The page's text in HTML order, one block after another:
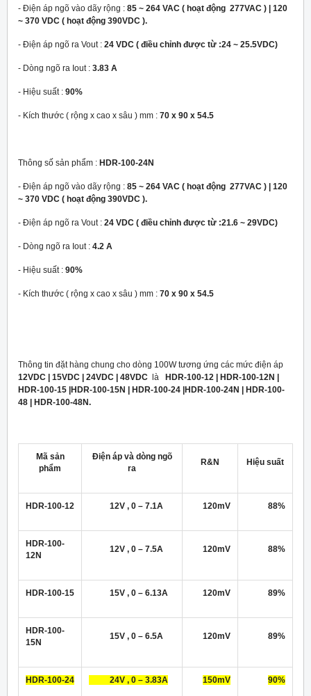
- Điện áp ngõ vào dãy rộng : 85 ~ 264 VAC ( hoạt động 277VAC ) | 120
~ 370 VDC ( hoạt động 390VDC ).
- Điện áp ngõ ra Vout : 24 VDC ( điều chỉnh được từ :24 ~ 25.5VDC)
- Dòng ngõ ra Iout : 3.83 A
- Hiệu suất : 90%
- Kích thước ( rộng x cao x sâu ) mm : 70 x 90 x 54.5
Thông số sản phẩm : HDR-100-24N
- Điện áp ngõ vào dãy rộng : 85 ~ 264 VAC ( hoạt động 277VAC ) | 120
~ 370 VDC ( hoạt động 390VDC ).
- Điện áp ngõ ra Vout : 24 VDC ( điều chỉnh được từ :21.6 ~ 29VDC)
- Dòng ngõ ra Iout : 4.2 A
- Hiệu suất : 90%
- Kích thước ( rộng x cao x sâu ) mm : 70 x 90 x 54.5
Thông tin đặt hàng chung cho dòng 100W tương ứng các mức điện áp
12VDC | 15VDC | 24VDC | 48VDC là
HDR-100-12 | HDR-100-12N |
HDR-100-15 |HDR-100-15N | HDR-100-24 |HDR-100-24N | HDR-100-
48 | HDR-100-48N.
Mã sản
phẩm
Điện áp và dòng ngõ
ra
R&N Hiệu suất
HDR-100-12 12V , 0 – 7.1A 120mV 88%
HDR-100-
12N
12V , 0 – 7.5A 120mV 88%
HDR-100-15 15V , 0 – 6.13A 120mV 89%
HDR-100-
15N
15V , 0 – 6.5A 120mV 89%
HDR-100-24 24V , 0 – 3.83A 150mV 90%